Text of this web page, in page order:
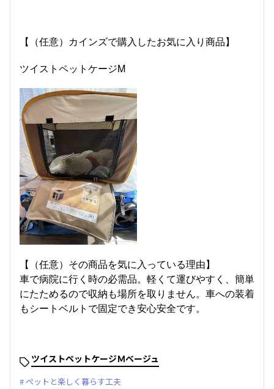
【（任意）カインズで購入したお気に入り商品】
ツイストペットケージM
【（任意）その商品を気に入っている理由】
車で病院に行く時の必需品。軽くて運びやすく、簡単
にたためるので収納も場所を取りません。車への装着
もシートベルトで固定でき安心安全です。
ツイストペットケージＭベージュ
ペットと楽しく暮らす工夫